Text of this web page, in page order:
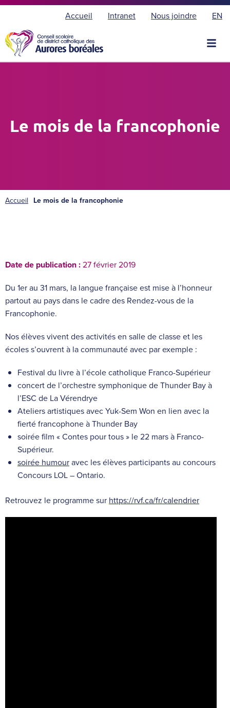
Accueil Intranet Nous joindre EN
i
Le mois de la francophonie
Accueil Le mois de la francophonie
Date de publication :27 février 2019
Du 1er au 31 mars, la langue française est mise à l’honneur
partout au pays dans le cadre des Rendez-vous de la
Francophonie​.
Nos élèves vivent des activités en salle de classe et les
écoles s’ouvrent à la communauté avec par exemple :
Festival du livre à l’école catholique Franco-Supérieur
concert de l’orchestre symphonique de Thunder Bay à
l’ESC de La Vérendrye
Ateliers artistiques avec Yuk-Sem Won en lien avec la
fierté francophone à Thunder Bay
soirée film « Contes pour tous » le 22 mars à Franco-
Supérieur.
soirée humouravec les élèves participants au concours
Concours LOL – Ontario​.
Retrouvez le programme sur https://rvf.ca/fr/calendrier